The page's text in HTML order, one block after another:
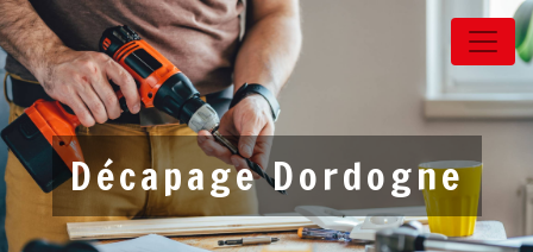
Panneau de gestion des cookies
Décapage Dordogne